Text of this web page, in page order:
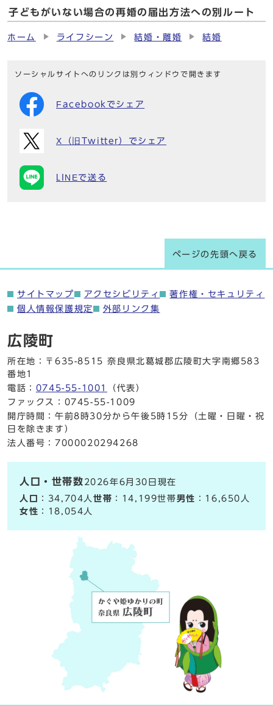
子どもがいない場合の再婚の届出方法への別ルート
ホーム ライフシーン 結婚・離婚 結婚
ソーシャルサイトへのリンクは別ウィンドウで開きます
Facebookでシェア
X（旧Twitter）でシェア
LINEで送る
ページの先頭へ戻る
サイトマップ アクセシビリティ
著作権・セキュリティ
個人情報保護規定
外部リンク集
広陵町
所在地：〒635-8515 奈良県北葛城郡広陵町大字南郷583
番地1
電話： 0745-55-1001
（代表）
ファックス：0745-55-1009
開庁時間：午前8時30分から午後5時15分（土曜・日曜・祝
日を除きます）
法人番号：7000020294268
人口・世帯数 2026年6月30日現在
人口
：34,704人世帯 ：14,199世帯男性 ：16,650人
女性 ：18,054人